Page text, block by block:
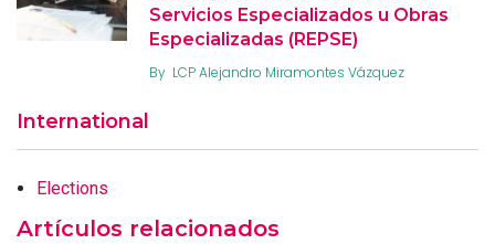
Servicios Especializados u Obras
Especializadas (REPSE)
By LCP Alejandro Miramontes Vázquez
International
Elections
Artículos relacionados